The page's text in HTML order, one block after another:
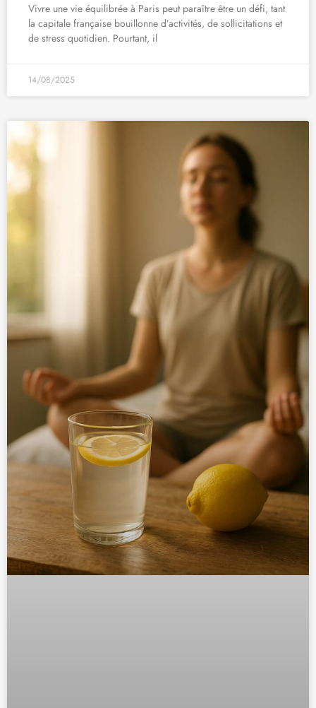
Vivre une vie équilibrée à Paris peut paraître être un défi, tant
la capitale française bouillonne d’activités, de sollicitations et
de stress quotidien. Pourtant, il
14/08/2025